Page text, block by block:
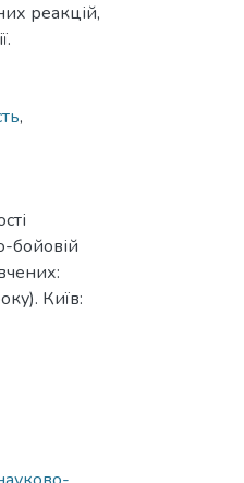
реакцій,
,
бойовій
Київ: